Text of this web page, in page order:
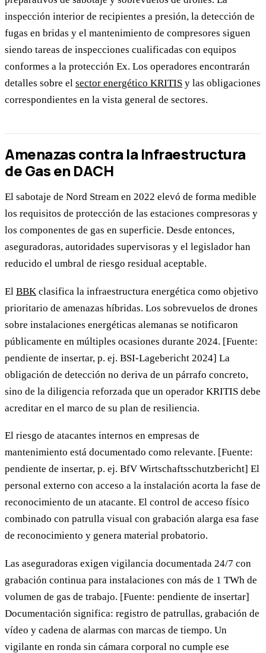
inspección interior de recipientes a presión, la detección de
fugas en bridas y el mantenimiento de compresores siguen
siendo tareas de inspecciones cualificadas con equipos
conformes a la protección Ex. Los operadores encontrarán
detalles sobre el sector energético KRITIS y las obligaciones
correspondientes en la vista general de sectores.
Amenazas contra la Infraestructura
de Gas en DACH
El sabotaje de Nord Stream en 2022 elevó de forma medible
los requisitos de protección de las estaciones compresoras y
los componentes de gas en superficie. Desde entonces,
aseguradoras, autoridades supervisoras y el legislador han
reducido el umbral de riesgo residual aceptable.
El BBK clasifica la infraestructura energética como objetivo
prioritario de amenazas híbridas. Los sobrevuelos de drones
sobre instalaciones energéticas alemanas se notificaron
públicamente en múltiples ocasiones durante 2024. [Fuente:
pendiente de insertar, p. ej. BSI-Lagebericht 2024] La
obligación de detección no deriva de un párrafo concreto,
sino de la diligencia reforzada que un operador KRITIS debe
acreditar en el marco de su plan de resiliencia.
El riesgo de atacantes internos en empresas de
mantenimiento está documentado como relevante. [Fuente:
pendiente de insertar, p. ej. BfV Wirtschaftsschutzbericht] El
personal externo con acceso a la instalación acorta la fase de
reconocimiento de un atacante. El control de acceso físico
combinado con patrulla visual con grabación alarga esa fase
de reconocimiento y genera material probatorio.
Las aseguradoras exigen vigilancia documentada 24/7 con
grabación continua para instalaciones con más de 1 TWh de
volumen de gas de trabajo. [Fuente: pendiente de insertar]
Documentación significa: registro de patrullas, grabación de
vídeo y cadena de alarmas con marcas de tiempo. Un
vigilante en ronda sin cámara corporal no cumple ese